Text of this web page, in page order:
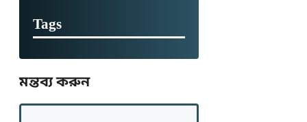
Tags
মন্তব্য করুন
মন্তব্য